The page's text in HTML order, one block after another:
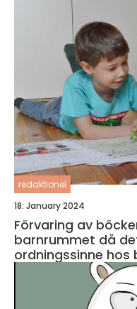
redaktionel
18. January 2024
Förvaring av
barnrummet då
ordningssinne hos